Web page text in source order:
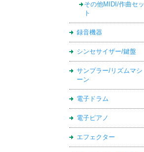
その他MIDI/作曲セッ
ト
録音機器
シンセサイザー/鍵盤
サンプラー/リズムマシ
ーン
電子ドラム
電子ピアノ
エフェクター